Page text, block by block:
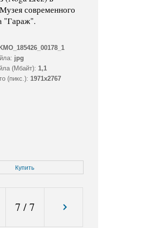
современного
"Гараж".
KMO_185426_00178_1
jpg
(Мбайт): 1,1
(пикс.): 1971x2767
Купить
7 /7